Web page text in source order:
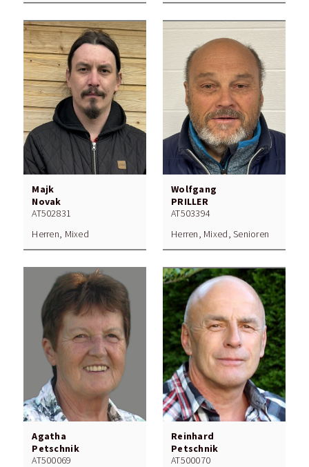
Majk
Novak
AT502831
Herren, Mixed
Wolfgang
PRILLER
AT503394
Herren, Mixed, Senioren
Agatha
Petschnik
AT500069
Reinhard
Petschnik
AT500070